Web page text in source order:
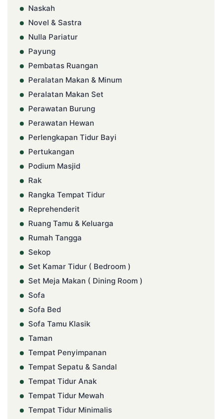
Naskah
Novel & Sastra
Nulla Pariatur
Payung
Pembatas Ruangan
Peralatan Makan & Minum
Peralatan Makan Set
Perawatan Burung
Perawatan Hewan
Perlengkapan Tidur Bayi
Pertukangan
Podium Masjid
Rak
Rangka Tempat Tidur
Reprehenderit
Ruang Tamu & Keluarga
Rumah Tangga
Sekop
Set Kamar Tidur ( Bedroom )
Set Meja Makan ( Dining Room )
Sofa
Sofa Bed
Sofa Tamu Klasik
Taman
Tempat Penyimpanan
Tempat Sepatu & Sandal
Tempat Tidur Anak
Tempat Tidur Mewah
Tempat Tidur Minimalis